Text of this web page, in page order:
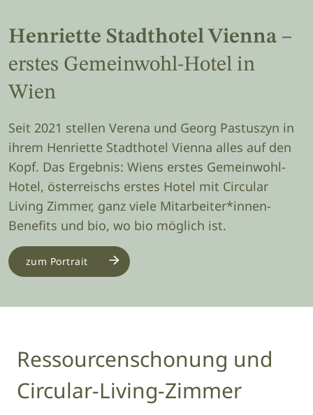
Henriette Stadthotel Vienna–
erstes Gemeinwohl-Hotel in
Wien
Seit 2021 stellen Verena und Georg Pastuszyn in
ihrem Henriette Stadthotel Vienna alles auf den
Kopf. Das Ergebnis: Wiens erstes Gemeinwohl-
Hotel, österreischs erstes Hotel mit Circular
Living Zimmer, ganz viele Mitarbeiter*innen-
Benefits und bio, wo bio möglich ist.
zum Portrait
Ressourcenschonung und
Circular-Living-Zimmer